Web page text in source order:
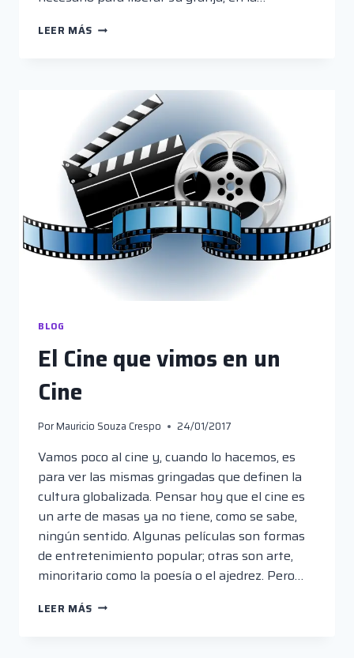
LEER MÁS NOMINADA:
BLOG
El Cine que vimos en un
Cine
PorMauricio Souza Crespo 24/01/2017
Vamos poco al cine y, cuando lo hacemos, es
para ver las mismas gringadas que definen la
cultura globalizada. Pensar hoy que el cine es
un arte de masas ya no tiene, como se sabe,
ningún sentido. Algunas películas son formas
de entretenimiento popular; otras son arte,
minoritario como la poesía o el ajedrez. Pero…
LEER MÁS EL